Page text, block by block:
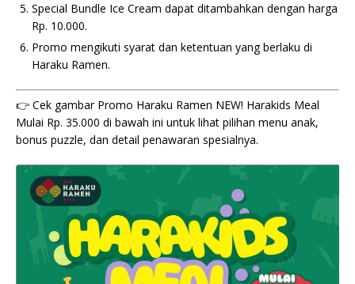
Special Bundle Ice Cream dapat ditambahkan dengan harga
Rp. 10.000.
Promo mengikuti syarat dan ketentuan yang berlaku di
Haraku Ramen.
👉 Cek gambar Promo Haraku Ramen NEW! Harakids Meal
Mulai Rp. 35.000 di bawah ini untuk lihat pilihan menu anak,
bonus puzzle, dan detail penawaran spesialnya.